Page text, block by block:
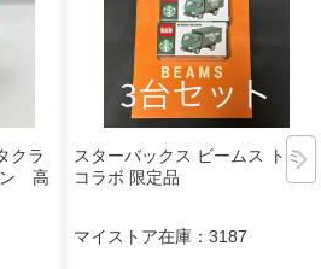
クラ
ン 高
スターバックス ビームス トミカ
コラボ 限定品
マイストア在庫： 3187